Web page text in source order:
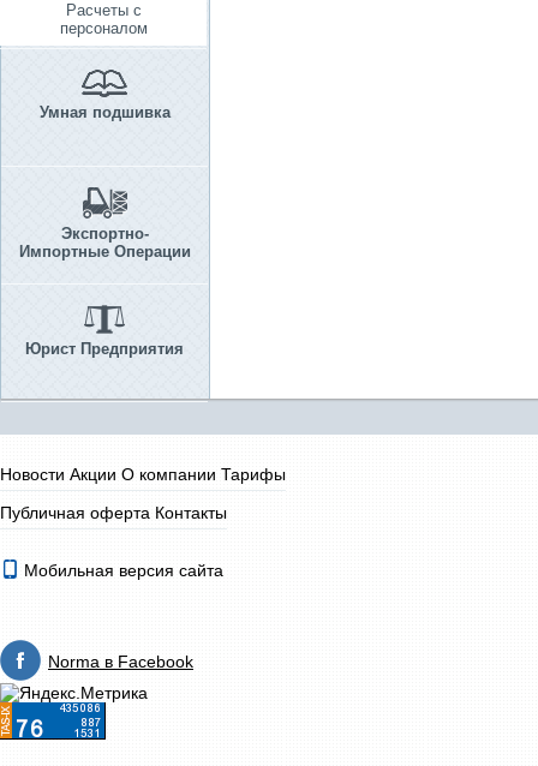
Расчеты с
персоналом
Умная подшивка
Экспортно-
Импортные Операции
Юрист Предприятия
Новости Акции О компании Тарифы
Публичная оферта Контакты
Мобильная версия сайта
Norma в Facebook